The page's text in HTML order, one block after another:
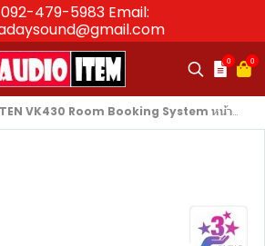
479-5983 Email:
0 0
VK430 Room Booking System หน้าจอจองห้องประชุมอัจฉริยะ 10.1 นิ้ว